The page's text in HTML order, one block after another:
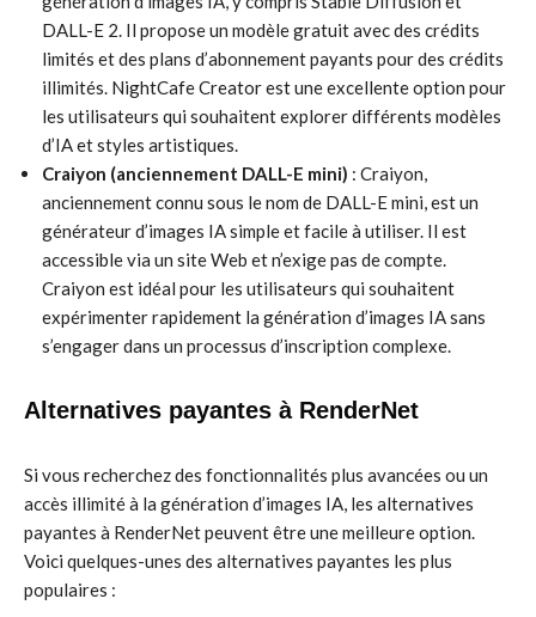
DALL-E 2. Il propose un modèle gratuit avec des crédits
limités et des plans d’abonnement payants pour des crédits
illimités. NightCafe Creator est une excellente option pour
les utilisateurs qui souhaitent explorer différents modèles
d’IA et styles artistiques.
Craiyon (anciennement DALL-E mini) : Craiyon,
anciennement connu sous le nom de DALL-E mini, est un
générateur d’images IA simple et facile à utiliser. Il est
accessible via un site Web et n’exige pas de compte.
Craiyon est idéal pour les utilisateurs qui souhaitent
expérimenter rapidement la génération d’images IA sans
s’engager dans un processus d’inscription complexe.
Alternatives payantes à RenderNet
Si vous recherchez des fonctionnalités plus avancées ou un
accès illimité à la génération d’images IA, les alternatives
payantes à RenderNet peuvent être une meilleure option.
Voici quelques-unes des alternatives payantes les plus
populaires :